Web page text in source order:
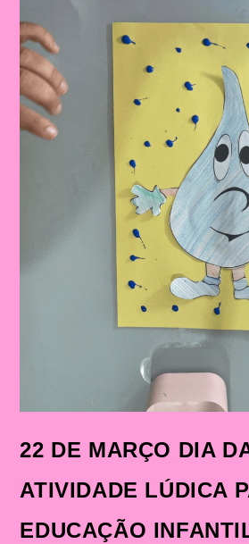
22 DE MARÇO DIA
ATIVIDADE LÚDICA
EDUCAÇÃO